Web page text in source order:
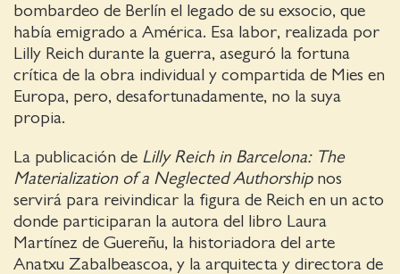
bombardeo de Berlín el legado de su exsocio, que
había emigrado a América. Esa labor, realizada por
Lilly Reich durante la guerra, aseguró la fortuna
crítica de la obra individual y compartida de Mies en
Europa, pero, desafortunadamente, no la suya
propia.
La publicación de Lilly Reich in Barcelona: The
Materialization of a Neglected Authorshipnos
servirá para reivindicar la figura de Reich en un acto
donde participaran la autora del libro Laura
Martínez de Guereñu, la historiadora del arte
Anatxu Zabalbeascoa, y la arquitecta y directora de